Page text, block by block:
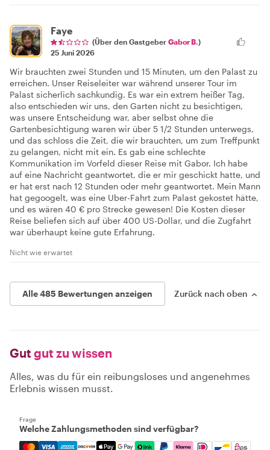
Faye
(Über den Gastgeber Gabor B. )
25 Juni 2026
Wir brauchten zwei Stunden und 15 Minuten, um den Palast zu
erreichen. Unser Reiseleiter war während unserer Tour im
Palast sicherlich sachkundig. Es war ein extrem heißer Tag,
also entschieden wir uns, den Garten nicht zu besichtigen,
was unsere Entscheidung war, aber selbst ohne die
Gartenbesichtigung waren wir über 5 1/2 Stunden unterwegs,
und das schloss die Zeit, die wir brauchten, um zum Treffpunkt
zu gelangen, nicht mit ein. Es gab eine schlechte
Kommunikation im Vorfeld dieser Reise mit Gabor. Ich habe
auf eine Nachricht geantwortet, die er mir geschickt hatte, und
er hat erst nach 12 Stunden oder mehr geantwortet. Mein Mann
hat gegoogelt, was eine Uber-Fahrt zum Palast gekostet hätte,
und es wären 40 € pro Strecke gewesen! Die Kosten dieser
Reise beliefen sich auf über 400 US-Dollar, und die Zugfahrt
war überhaupt keine gute Erfahrung.
Nicht wie erwartet
Alle 485 Bewertungen anzeigen Zurück nach oben
Gut gut zu wissen
Alles, was du für ein reibungsloses und angenehmes
Erlebnis wissen musst.
Frage
Welche Zahlungsmethoden sind verfügbar?
Mastercard, Visa, Amex, Discover, Apple Pay, Google